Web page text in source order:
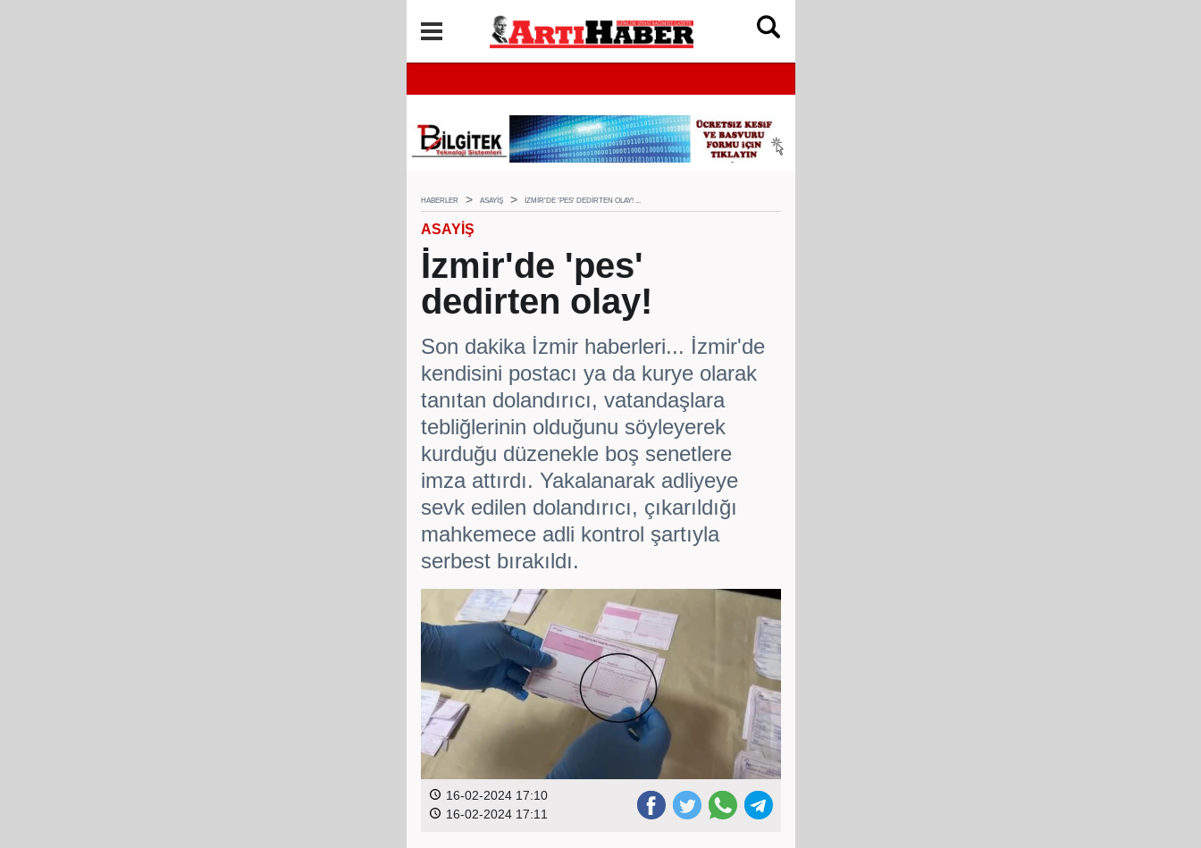
HABERLER ASAYIŞ İZMIR'DE 'PES' DEDIRTEN OLAY! ...
ASAYIŞ
İzmir'de 'pes'
dedirten olay!
Son dakika İzmir haberleri... İzmir'de
kendisini postacı ya da kurye olarak
tanıtan dolandırıcı, vatandaşlara
tebliğlerinin olduğunu söyleyerek
kurduğu düzenekle boş senetlere
imza attırdı. Yakalanarak adliyeye
sevk edilen dolandırıcı, çıkarıldığı
mahkemece adli kontrol şartıyla
serbest bırakıldı.
16-02-2024 17:10
16-02-2024 17:11